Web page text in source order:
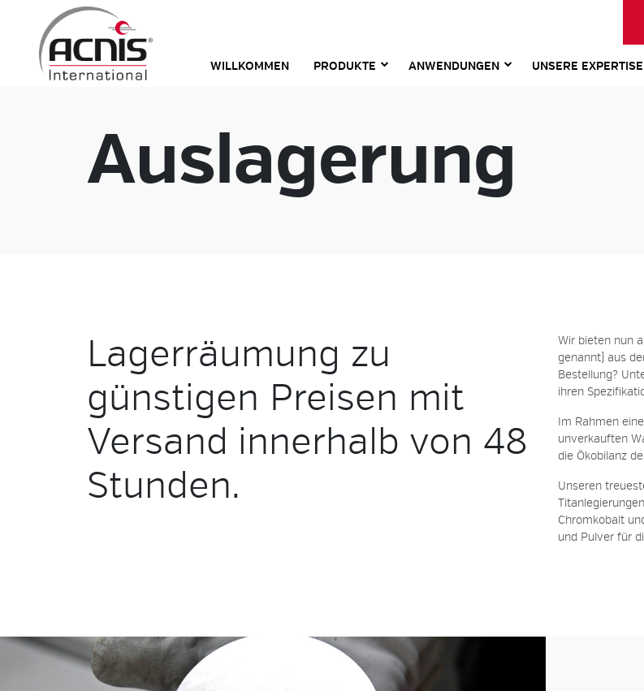
content
WILLKOMMEN PRODUKTE ANWENDUNGEN UNSERE EXPERTISE
Auslagerung
Lagerräumung zu
günstigen Preisen mit
Versand innerhalb von 48
Stunden.
Wir bieten nun
genannt) aus
Bestellung?
ihren
Im Rahmen
unverkauften
die Ökobilanz
Unseren
Titanlegierungen
Chromkobalt
und Pulver für